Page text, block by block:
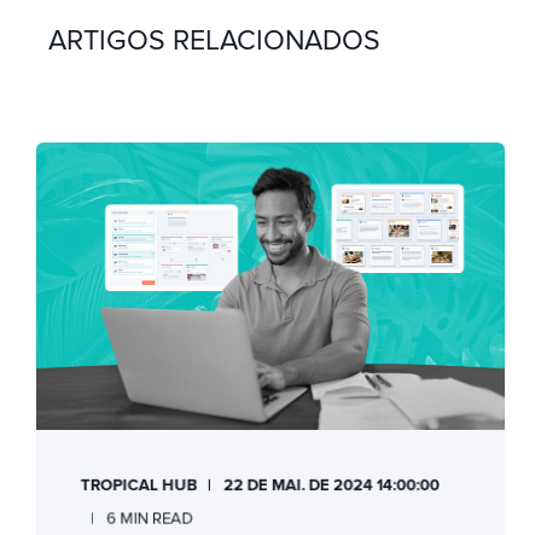
ARTIGOS RELACIONADOS
TROPICAL HUB
22 DE MAI. DE 2024 14:00:00
6 MIN READ